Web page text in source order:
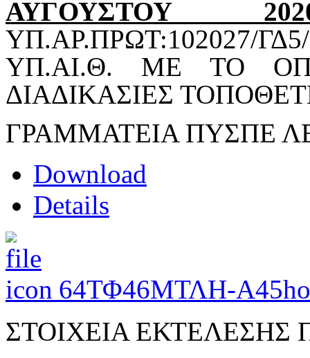
ΑΥΓΟΥΣΤΟΥ
ΥΠ.ΑΡ.ΠΡΩΤ:102027/
ΥΠ.ΑΙ.Θ. ΜΕ ΤΟ
ΔΙΑΔΙΚΑΣΙΕΣ
ΓΡΑΜΜΑΤΕΙΑ ΠΥΣΠΕ
Download
Details
64ΤΦ46ΜΤΛΗ-Α45
ΣΤΟΙΧΕΙΑ ΕΚΤΕΛΕΣΗΣ